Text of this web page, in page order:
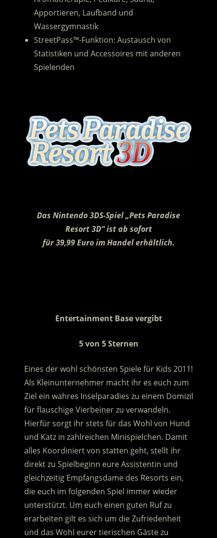
Apportieren, Laufband und
Wassergymnastik
StreetPass™-Funktion: Austausch von
Statistiken und Accessoires mit anderen
Spielenden
Das Nintendo 3DS-Spiel „Pets Paradise
Resort 3D“ ist ab sofort
für 39,99 Euro im Handel erhältlich.
Entertainment Base vergibt
5 von 5 Sternen
Eines der wohl schönsten Spiele für Kids 2011!
Als Kleinunternehmer macht ihr es euch zum
Ziel ein wahres Inselparadies zu einem Domizil
für flauschige Vierbeiner zu verwandeln.
Hierfür sorgt ihr stets für das Wohl von Hund
und Katz in zahlreichen Minispielchen. Damit
alles Koordiniert von statten geht, stellt ihr
direkt zu Spielbeginn eure Assistentin und
gleichzeitig Empfangsdame des Resorts ein,
die euch im folgenden Spiel immer wieder
unterstützt. Um euch einen guten Ruf zu
erarbeiten gilt es sich um die Zufriedenheit
und das Wohl eurer tierischen Gäste zu